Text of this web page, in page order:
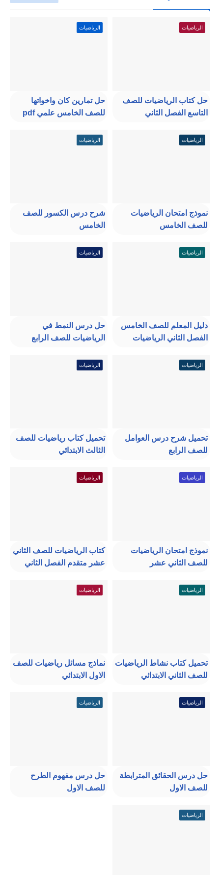
الرياضيات
حل كتاب الرياضيات للصف
التاسع الفصل الثاني
الرياضيات
حل تمارين كان واخواتها
للصف الخامس علمي pdf
الرياضيات
نموذج امتحان الرياضيات
للصف الخامس
الرياضيات
شرح درس الكسور للصف
الخامس
الرياضيات
دليل المعلم للصف الخامس
الفصل الثاني الرياضيات
الرياضيات
حل درس النمط في
الرياضيات للصف الرابع
الرياضيات
تحميل شرح درس العوامل
للصف الرابع
الرياضيات
تحميل كتاب رياضيات للصف
الثالث الابتدائي
الرياضيات
نموذج امتحان الرياضيات
للصف الثاني عشر
الرياضيات
كتاب الرياضيات للصف الثاني
عشر متقدم الفصل الثاني
الرياضيات
تحميل كتاب نشاط الرياضيات
للصف الثاني الابتدائي
الرياضيات
نماذج مسائل رياضيات للصف
الاول الابتدائي
الرياضيات
حل درس الحقائق المترابطة
للصف الاول
الرياضيات
حل درس مفهوم الطرح
للصف الاول
الرياضيات